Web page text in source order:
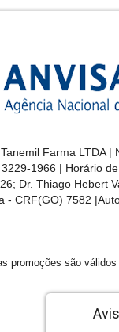
Farma LTDA
1966 | Horário
Dr. Thiago Hebert
- CRF(GO) 7582
promoções são